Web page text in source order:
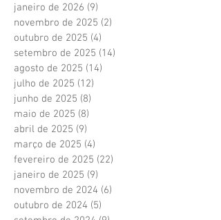
janeiro de 2026 (9)
novembro de 2025 (2)
outubro de 2025 (4)
setembro de 2025 (14)
agosto de 2025 (14)
julho de 2025 (12)
junho de 2025 (8)
maio de 2025 (8)
abril de 2025 (9)
março de 2025 (4)
fevereiro de 2025 (22)
janeiro de 2025 (9)
novembro de 2024 (6)
outubro de 2024 (5)